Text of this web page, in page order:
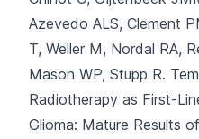
Azevedo ALS, Clement
T, Weller M, Nordal RA,
Mason WP, Stupp R.
Radiotherapy as First-
Glioma: Mature Results